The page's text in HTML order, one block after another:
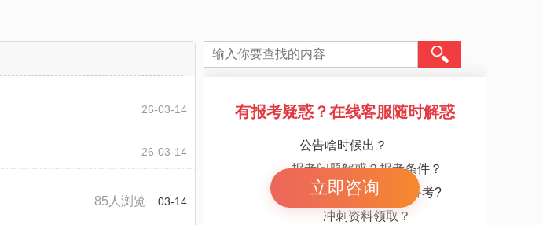
26-03-14
26-03-14
03-14
85人浏览
有报考疑惑？在线客服随时解惑
公告啥时候出？
报考问题解惑？报考条件？
报考岗位解惑 怎么备考?
冲刺资料领取？
立即咨询